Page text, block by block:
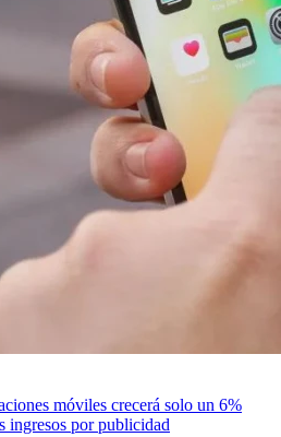
móviles crecerá solo un 6%
ingresos por publicidad